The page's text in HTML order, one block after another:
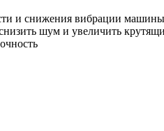
и снижения вибрации машины
шум и увеличить